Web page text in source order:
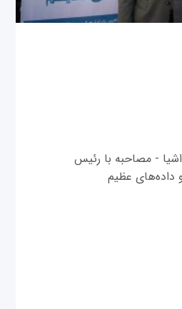
- مصاحبه با رئیس
داده‌های عظیم